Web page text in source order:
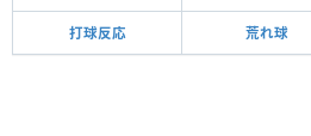
打球反応 荒れ球